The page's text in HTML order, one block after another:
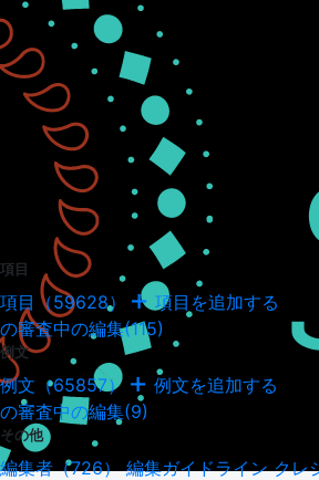
項目
項目（59628） 項目を追加する 項
の審査中の編集(115)
例文
例文（65857） 例文を追加する
の審査中の編集(9)
その他
編集者（726）編集ガイドラインクレ